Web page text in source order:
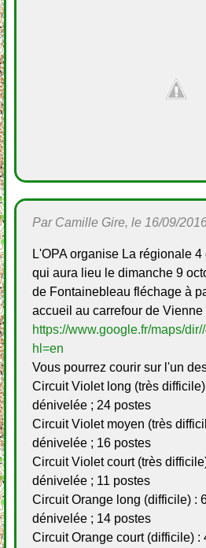
Par Camille Gire, le 16/09/
L'OPA organise La régionale
qui aura lieu le dimanche 9
de Fontainebleau fléchage à
accueil au carrefour de Vienne
https://www.google.fr/maps/
hl=en
Vous pourrez courir sur l'un
Circuit Violet long (très
dénivelée ; 24 postes
Circuit Violet moyen (très
dénivelée ; 16 postes
Circuit Violet court (très
dénivelée ; 11 postes
Circuit Orange long (difficile) :
dénivelée ; 14 postes
Circuit Orange court (difficile) :